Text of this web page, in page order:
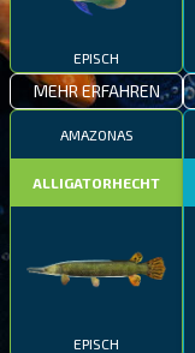
EPISCH
MEHR ERFAHREN
AMAZONAS
ALLIGATORHECHT
EPISCH